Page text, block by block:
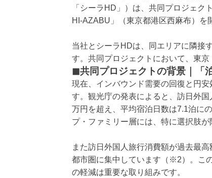
「シーラHD」）は、共同プロジェ
HI-AZABU」（東京都港区西麻布）を
当社とシーラHDは、同エリアに隣接
す。共同プロジェクトにおいて、東
◼︎共同プロジェクトの背景｜「
現在、インバウンド需要の回復と円
す。観光庁の発表によると、訪日外
万円を超え、平均宿泊日数は7.1泊に
プ・ファミリー層には、特に選択肢が
また訪日外国人旅行消費額が過去最
都市圏に集中しています（※2）。こ
の軽減は重要な取り組みです。